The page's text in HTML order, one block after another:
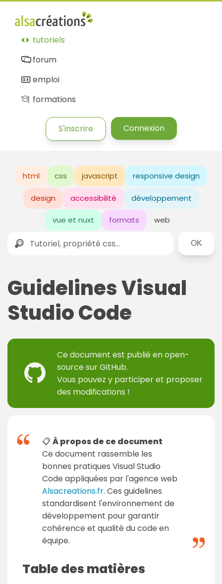
tutoriels
forum
emploi
formations
S'inscrire Connexion
html css javascript responsive design
design accessibilité développement
vue et nuxt formats web
Rechercher
Guidelines Visual
Studio Code
Ce document est publié enopen-
source sur GitHub.
Vous pouvez y participer et proposer
des modifications !
📋À propos de ce document
Ce document rassemble les
bonnes pratiques Visual Studio
Code appliquées par l'agence web
Alsacreations.fr. Ces guidelines
standardisent l'environnement de
développement pour garantir
cohérence et qualité du code en
équipe.
Table des matières